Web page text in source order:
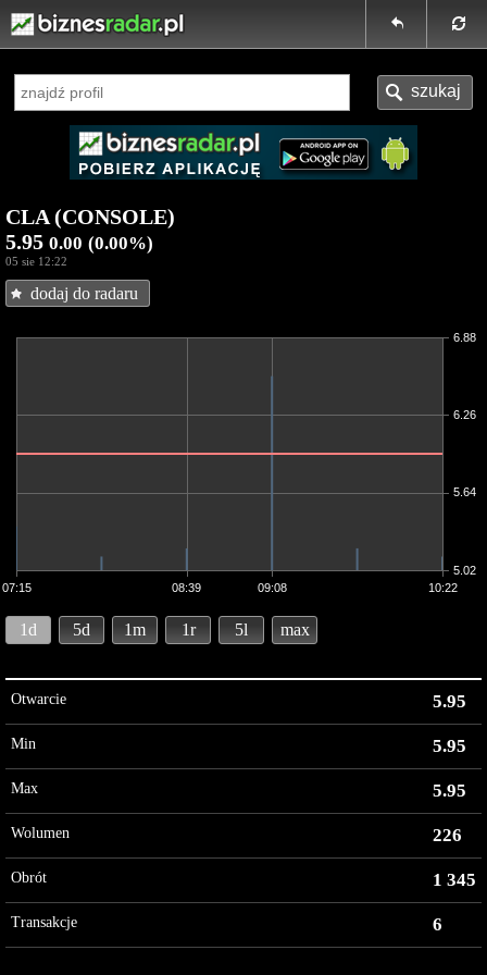
CLA (CONSOLE)
5.95 0.00 (0.00%)
05 sie 12:22
dodaj do radaru
07:15 08:39 09:08 10:22
5.02
5.64
6.26
6.88
1d 5d 1m 1r 5l max
Otwarcie 5.95
Min 5.95
Max 5.95
Wolumen 226
Obrót 1 345
Transakcje 6